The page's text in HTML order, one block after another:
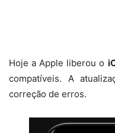
Hoje a Apple liberou o
compatíveis. A
correção de erros.